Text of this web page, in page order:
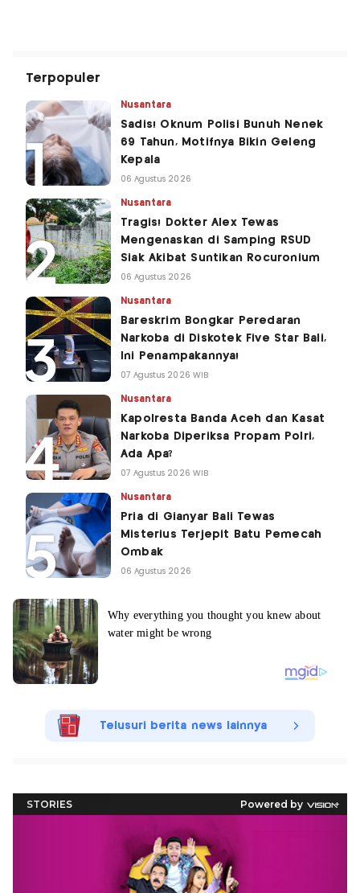
Terpopuler
Nusantara
Sadis! Oknum Polisi Bunuh Nenek
69 Tahun, Motifnya Bikin Geleng
Kepala
06 Agustus 2026
Nusantara
Tragis! Dokter Alex Tewas
Mengenaskan di Samping RSUD
Siak Akibat Suntikan Rocuronium
06 Agustus 2026
Nusantara
Bareskrim Bongkar Peredaran
Narkoba di Diskotek Five Star Bali,
Ini Penampakannya!
07 Agustus 2026 WIB
Nusantara
Kapolresta Banda Aceh dan Kasat
Narkoba Diperiksa Propam Polri,
Ada Apa?
07 Agustus 2026 WIB
Nusantara
Pria di Gianyar Bali Tewas
Misterius Terjepit Batu Pemecah
Ombak
06 Agustus 2026
Telusuri berita news lainnya